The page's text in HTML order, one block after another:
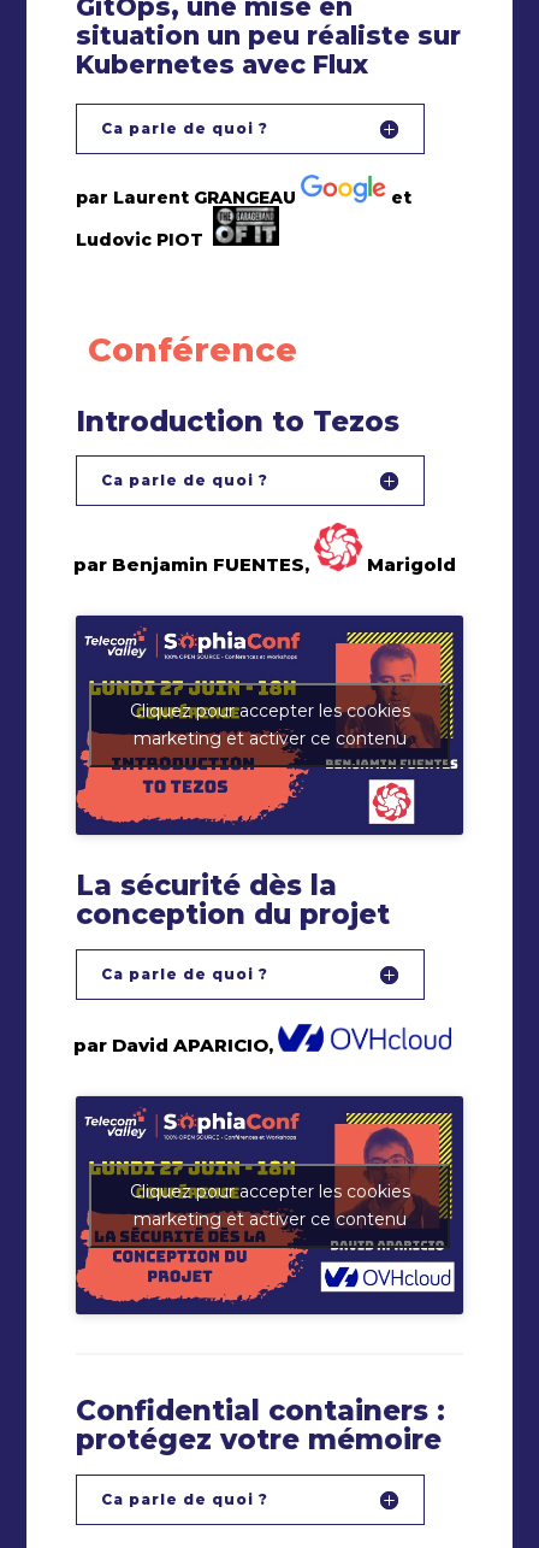
GitOps, une mise en
situation un peu réaliste sur
Kubernetes avec Flux
Ca parle de quoi ?
par Laurent GRANGEAU
et
Ludovic PIOT
Conférence
Introduction to Tezos
Ca parle de quoi ?
par Benjamin FUENTES, Marigold
Cliquez pour accepter les cookies
marketing et activer ce contenu
La sécurité dès la
conception du projet
Ca parle de quoi ?
par David APARICIO,
Cliquez pour accepter les cookies
marketing et activer ce contenu
Confidential containers :
protégez votre mémoire
Ca parle de quoi ?